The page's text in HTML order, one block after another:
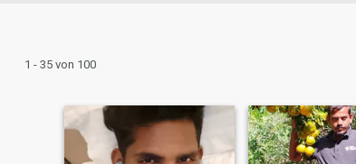
1 - 35 von 100